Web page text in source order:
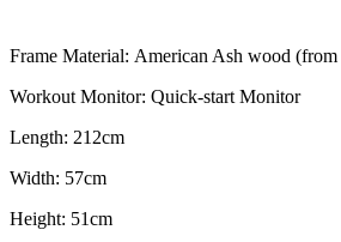
Frame Material: American Ash wood
Workout Monitor: Quick-start Monitor
Length: 212cm
Width: 57cm
Height: 51cm